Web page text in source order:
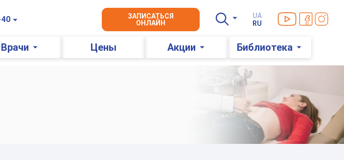
ЗАПИСАТЬСЯ
ОНЛАЙН
UA
RU
Мы в YouTube
Мы вМы в
Врачи Цены Акции Библиотека